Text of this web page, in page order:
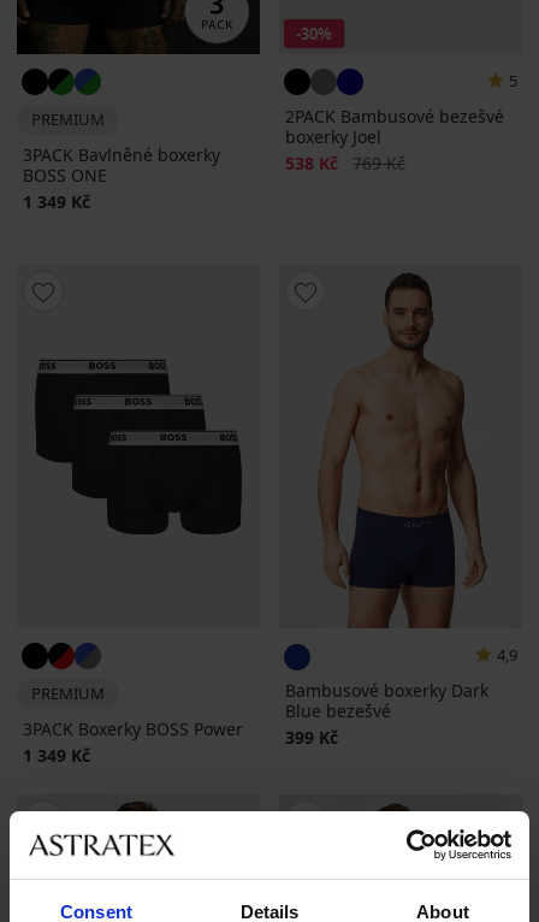
Consent Details About
PREMIUM
3PACK Bavlněné boxerky
BOSS ONE
1 349 Kč
-30%
5
2PACK Bambusové bezešvé
boxerky Joel
Sleva
538 Kč Původní cena
769 Kč
PREMIUM
3PACK Boxerky BOSS Power
1 349 Kč
4,9
Bambusové boxerky Dark
Blue bezešvé
399 Kč